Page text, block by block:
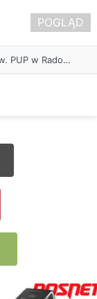
Około 90 tys. zł na szkolenia pracowników. PUP w Radomsku ogłasza nabór wniosków
POGLĄD